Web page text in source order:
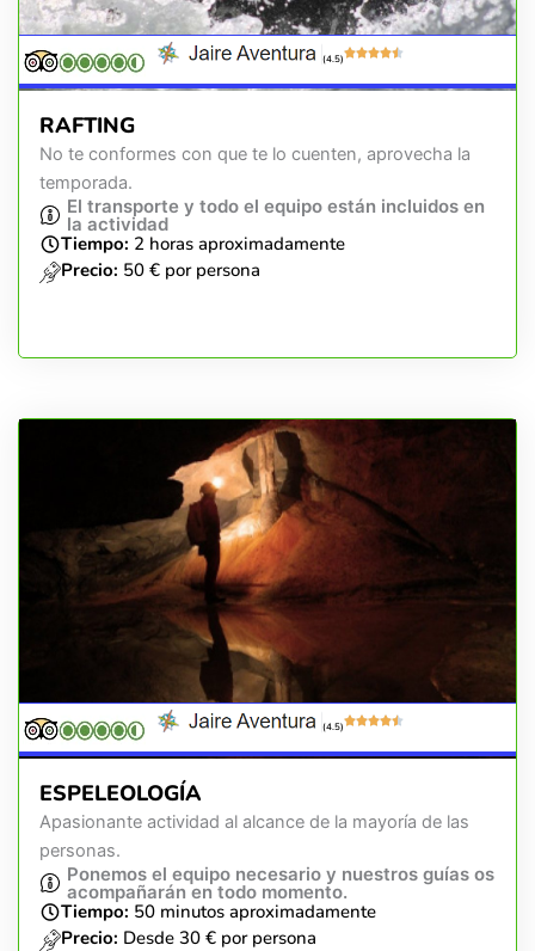
(4.5)
RAFTING
No te conformes con que te lo cuenten, aprovecha la
temporada.
El transporte y todo el equipo están incluidos en
la actividad
Tiempo: 2 horas aproximadamente
Precio: 50 € por persona
(4.5)
ESPELEOLOGÍA
Apasionante actividad al alcance de la mayoría de las
personas.
Ponemos el equipo necesario y nuestros guías os
acompañarán en todo momento.
Tiempo: 50 minutos aproximadamente
Precio: Desde 30 € por persona